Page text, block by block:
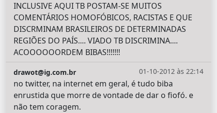
INCLUSIVE AQUI TB POSTAM-SE MUITOS
COMENTÁRIOS HOMOFÓBICOS, RACISTAS E QUE
DISCRMINAM BRASILEIROS DE DETERMINADAS
REGIÕES DO PAÍS.... VIADO TB DISCRIMINA....
ACOOOOOORDEM BIBAS!!!!!!!
01-10-2012 às 22:14
drawot@ig.com.br
no twitter, na internet em geral, é tudo biba
enrustida que morre de vontade de dar o fiofó. e
não tem coragem.